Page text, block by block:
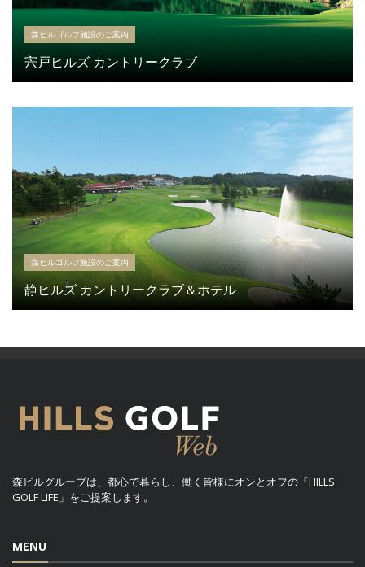
森ビルゴルフ施設のご案内
宍戸ヒルズ カントリークラブ
森ビルゴルフ施設のご案内
静ヒルズ カントリークラブ＆ホテル
森ビルグループは、都心で暮らし、働く皆様にオンとオフの「HILLS
GOLF LIFE」をご提案します。
MENU